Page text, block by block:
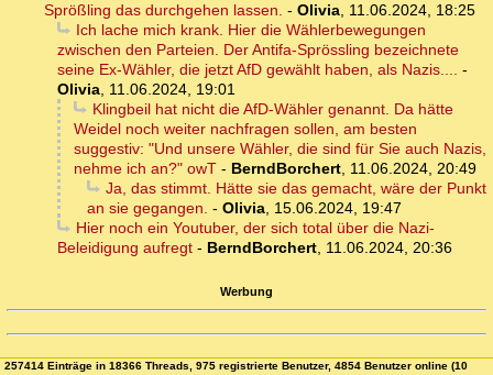
Sprößling das durchgehen lassen. - Olivia, 11.06.2024, 18:25
Ich lache mich krank. Hier die Wählerbewegungen
zwischen den Parteien. Der Antifa-Sprössling bezeichnete
seine Ex-Wähler, die jetzt AfD gewählt haben, als Nazis.... -
Olivia, 11.06.2024, 19:01
Klingbeil hat nicht die AfD-Wähler genannt. Da hätte
Weidel noch weiter nachfragen sollen, am besten
suggestiv: "Und unsere Wähler, die sind für Sie auch Nazis,
nehme ich an?" owT - BerndBorchert, 11.06.2024, 20:49
Ja, das stimmt. Hätte sie das gemacht, wäre der Punkt
an sie gegangen. - Olivia, 15.06.2024, 19:47
Hier noch ein Youtuber, der sich total über die Nazi-
Beleidigung aufregt - BerndBorchert, 11.06.2024, 20:36
Werbung
257414 Einträge in 18366 Threads, 975 registrierte Benutzer, 4854 Benutzer online (10